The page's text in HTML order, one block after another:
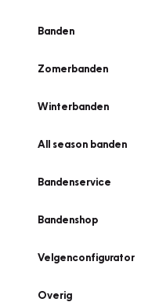
Banden
Zomerbanden
Winterbanden
All season banden
Bandenservice
Bandenshop
Velgenconfigurator
Overig